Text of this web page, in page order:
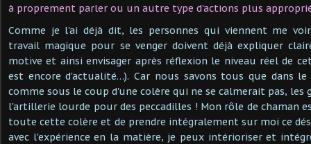
à proprement parler ou un autre type d'actions plus
Comme je l'ai déjà dit, les personnes qui viennent me
travail magique pour se venger doivent déjà expliquer
motive et ainsi envisager après réflexion le niveau réel de
est encore d'actualité…). Car nous savons tous que dans
comme sous le coup d'une colère qui ne se calmerait pas, les
l'artillerie lourde pour des peccadilles ! Mon rôle de chaman
toute cette colère et de prendre intégralement sur moi ce
avec l'expérience en la matière, je peux intérioriser et